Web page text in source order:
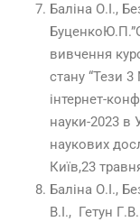
Баліна О.І.,
вивчення
стану “Тези
інтернет-
науки-2023 в
наукових
Київ,23
Баліна О.І.,
В.І., Гетун